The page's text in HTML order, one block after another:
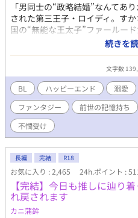
「男同士の“政略結婚”なんて
された第三王子・ロイディ。す
国の“無能な王太子”ファールー
男相手に“嫁入り”だと？ 冗談
結婚生活。ところが夫は、無能
た。外堀を埋め、逃げ道を塞ぎ
だが、甘やかされてばかりもい
屈辱を晴らすべく、策を練り始め
その経験を生かし、嫁ぎ先にも
った連中を経済でぶん殴れない
点の低い妻に、策士の夫も振り
装う策士な執着溺愛攻め×策士か
続きを
文字数
BL ハッピーエンド 溺愛
ファンタジー
前世の記憶持ち
不憫受け
長編 完結 R18
お気に入り : 2,465 24h.ポイント :
【完結】今日も推しに辿り
れ戻されます
カニ蒲鉾